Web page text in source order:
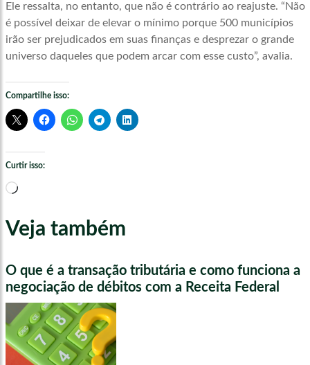
Ele ressalta, no entanto, que não é contrário ao reajuste. “Não
é possível deixar de elevar o mínimo porque 500 municípios
irão ser prejudicados em suas finanças e desprezar o grande
universo daqueles que podem arcar com esse custo”, avalia.
Compartilhe isso:
Curtir isso:
Carregando...
Veja também
O que é a transação tributária e como funciona a
negociação de débitos com a Receita Federal